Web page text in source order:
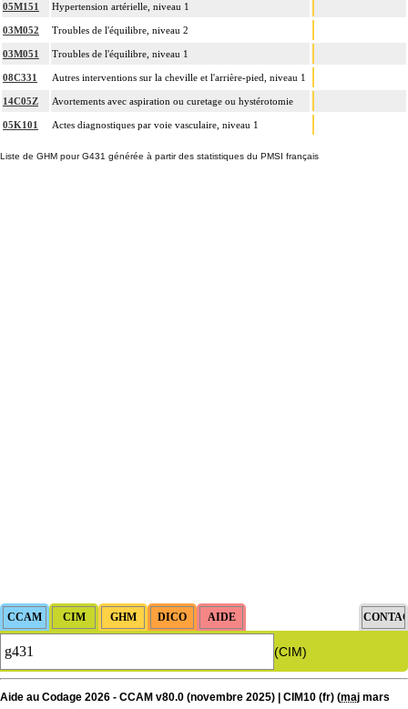
05M151 Hypertension artérielle, niveau 1
03M052 Troubles de l'équilibre, niveau 2
03M051 Troubles de l'équilibre, niveau 1
08C331 Autres interventions sur la cheville et l'arrière-pied, niveau 1
14C05Z Avortements avec aspiration ou curetage ou hystérotomie
05K101 Actes diagnostiques par voie vasculaire, niveau 1
Liste de GHM pour G431 générée à partir des statistiques du PMSI français
(CIM)
Aide au Codage 2026 - CCAM v80.0 (novembre 2025) | CIM10 (fr) (maj mars